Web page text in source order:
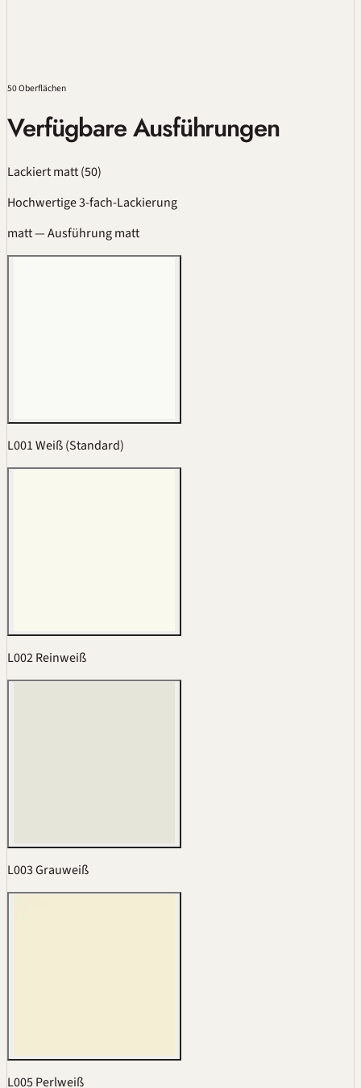
50 Oberflächen
Verfügbare Ausführungen
Lackiert matt(50)
Hochwertige 3-fach-Lackierung
matt— Ausführung matt
L001 Weiß (Standard)
L002 Reinweiß
L003 Grauweiß
L005 Perlweiß